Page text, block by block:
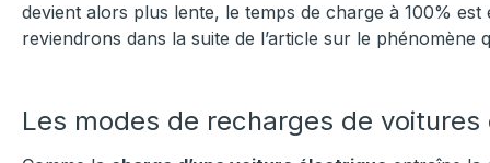
devient alors plus lente, le temps de charge à 100%
reviendrons dans la suite de l’article sur le phénomène
Les modes de recharges de